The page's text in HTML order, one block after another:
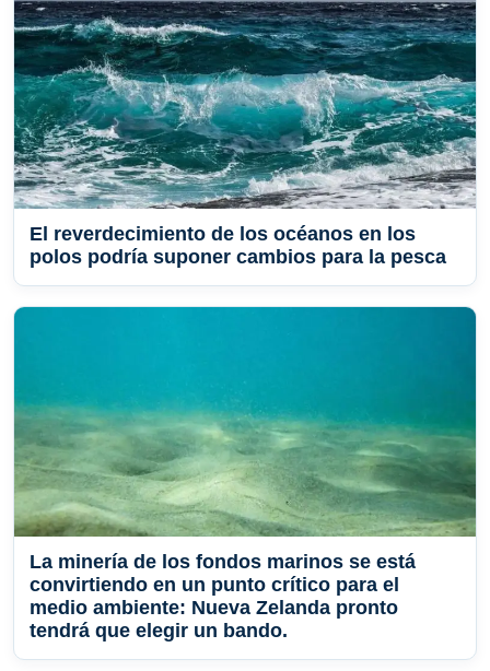
El reverdecimiento de los océanos en los
polos podría suponer cambios para la pesca
La minería de los fondos marinos se está
convirtiendo en un punto crítico para el
medio ambiente: Nueva Zelanda pronto
tendrá que elegir un bando.